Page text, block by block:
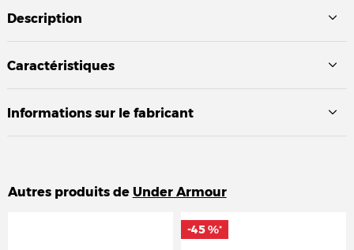
Description
Caractéristiques
Informations sur le fabricant
Autres produits de Under Armour
-45 %*
-45 %*